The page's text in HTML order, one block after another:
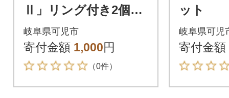
Ⅱ」リング付き2個セ
ット
岐阜県可児市
寄付金額 1,000円
（0件）
ット
岐阜県可児
寄付金額